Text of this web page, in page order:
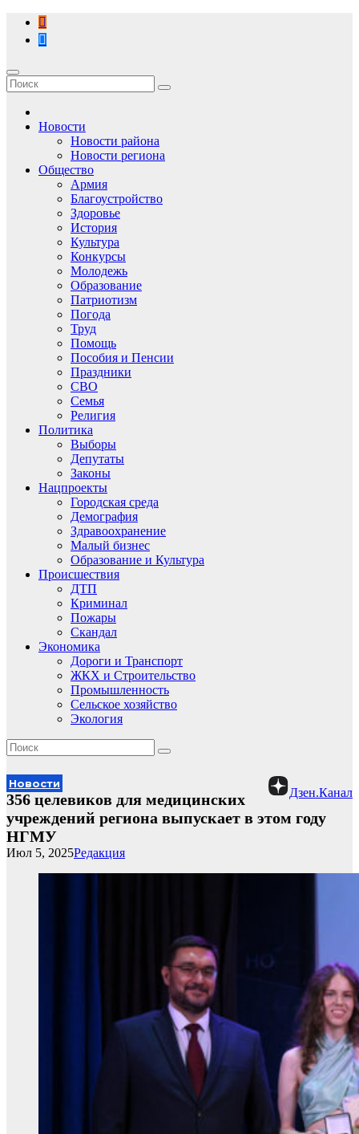
Перейти
содержимому
Новости
Новости района
Новости региона
Общество
Армия
Благоустройство
Здоровье
История
Культура
Конкурсы
Молодежь
Образование
Патриотизм
Погода
Труд
Помощь
Пособия и Пенсии
Праздники
СВО
Семья
Религия
Политика
Выборы
Депутаты
Законы
Нацпроекты
Городская среда
Демография
Здравоохранение
Малый бизнес
Образование и Культура
Происшествия
ДТП
Криминал
Пожары
Скандал
Экономика
Дороги и Транспорт
ЖКХ и Строительство
Промышленность
Сельское хозяйство
Экология
Новости
Дзен.Канал
356 целевиков для медицинских
учреждений региона выпускает в этом году
НГМУ
Редакция
Июл 5, 2025